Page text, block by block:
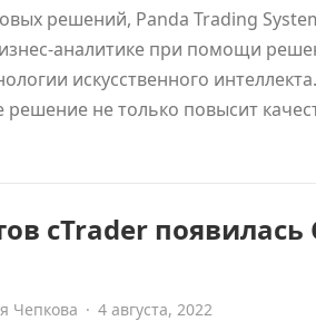
решений, Panda Trading
аналитике при помощи
искусственного
не только повысит
cTrader появилась
Чепкова · 4 августа, 2022